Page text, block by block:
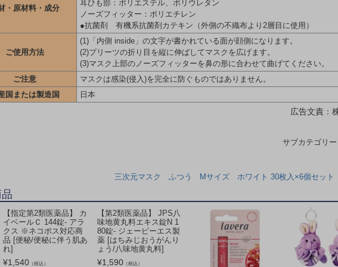
・原材料・成分
耳ひも部：ポリエステル、ポリウレタン
ノーズフィッター：ポリエチレン
●抗菌剤 有機系抗菌剤カテキン（外側の不織布より2層目に使用）
ご使用方法
(1)「内側 inside」の文字が書かれている面が顔側になります。
(2)プリーツの折り目を縦に伸ばしてマスクを広げます。
(3)マスク上部のノーズフィッターを鼻の形に合わせて曲げてください。
ご注意
マスクは感染(侵入)を完全に防ぐものではありません。
国または製造国
日本
広告文責：
サブカテゴリ
三次元マスク ふつう Mサイズ ホワイト 30枚入×6個セット
【指定第2類医薬品】 カ
イベールＣ 144錠- アラ
クス ※ネコポス対応商
品 [便秘/便秘に伴う肌あ
れ]
¥1,540 （税込）
【第2類医薬品】 JPS八
味地黄丸料エキス錠N 1
80錠- ジェーピーエス製
薬 [はちみじおうがんり
ょう/八味地黄丸料]
¥1,590 （税込）